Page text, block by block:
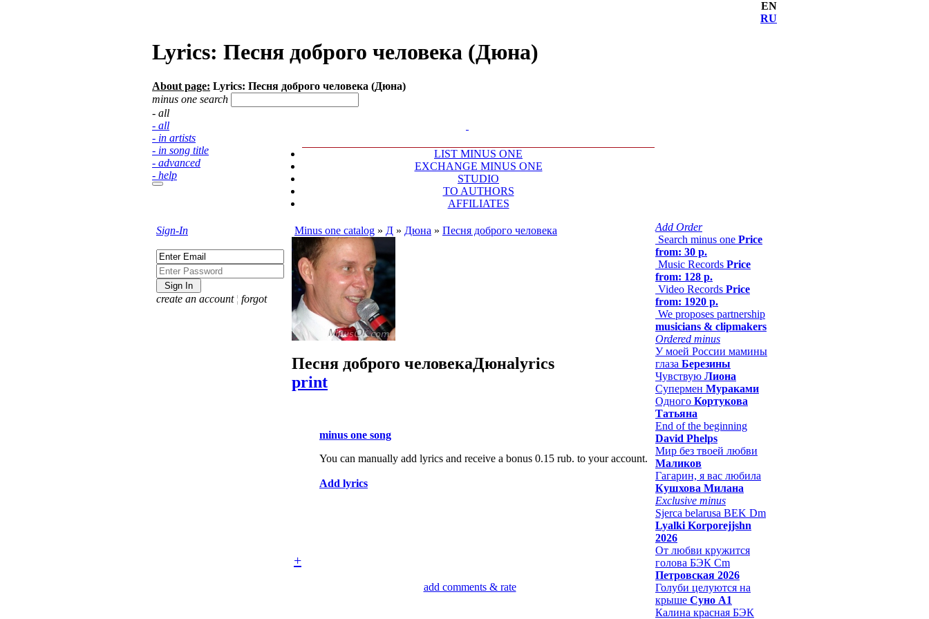
EN
RU
Lyrics: Песня доброго человека (Дюна)
About page: Lyrics: Песня доброго человека (Дюна)
minus one search
- all
- all
- in artists
- in song title
- advanced
- help
LIST MINUS ONE
EXCHANGE MINUS ONE
STUDIO
TO AUTHORS
AFFILIATES
Sign-In
create an account ¦ forgot
Minus one catalog » Д » Дюна » Песня доброго человека
Песня доброго человекаДюнаlyrics
print
minus one song
You can manually add lyrics and receive a bonus 0.15 rub. to your account.
Add lyrics
+
add comments & rate
Add Order
Search minus one Price
from: 30 р.
Music Records Price
from: 128 р.
Video Records Price
from: 1920 р.
We proposes partnership
musicians & clipmakers
Ordered minus
У моей России мамины
глаза Березины
Чувствую Лиона
Супермен Мураками
Одного Кортукова
Татьяна
End of the beginning
David Phelps
Мир без твоей любви
Маликов
Гагарин, я вас любила
Кушхова Милана
Exclusive minus
Sjerca belarusa BEK Dm
Lyalki Korporejjshn
2026
От любви кружится
голова БЭК Cm
Петровская 2026
Голуби целуются на
крыше Суно А1
Калина красная БЭК